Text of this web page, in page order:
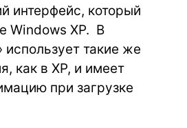
интерфейс, который
Windows XP. В
использует такие же
как в XP, и имеет
при загрузке